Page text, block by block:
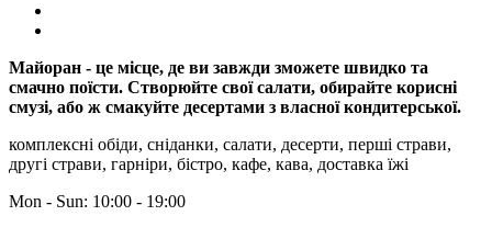
Майоран - це місце, де ви завжди зможете швидко та
смачно поїсти. Створюйте свої салати, обирайте корисні
смузі, або ж смакуйте десертами з власної кондитерської.
комплексні обіди, сніданки, салати, десерти, перші страви,
другі страви, гарніри, бістро, кафе, кава, доставка їжі
Mon - Sun: 10:00 - 19:00